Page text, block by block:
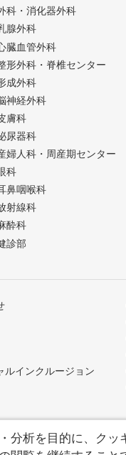
科・消化器外科
腺外科
臓血管外科
形外科・脊椎センター
成外科
神経外科
膚科
尿器科
婦人科・周産期センター
科
鼻咽喉科
射線科
酔科
診部
ルインクルージョン
分析を目的に、ク